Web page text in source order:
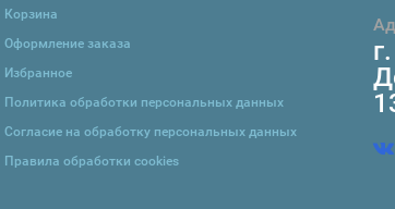
Корзина
Оформление заказа
Избранное
Политика обработки персональных данных
Согласие на обработку персональных данных
Правила обработки cookies